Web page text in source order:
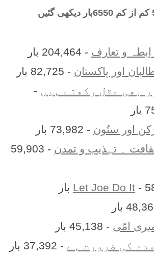
- 204,464 بار
- 82,725 بار
بھی عقل رکھتے ہیں
-
- 73,982 بار
- 59,903
Let Joe Do It بار
- 45,138 بار
کی ضرورت ہے - 37,392 بار